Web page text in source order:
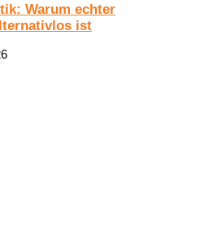
Warum echter
ist